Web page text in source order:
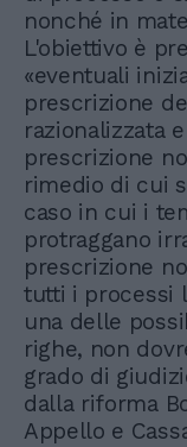
nonché in
L'obiettivo è
«eventuali
prescrizione
razionalizzata
prescrizione
rimedio di cui
caso in cui i
protraggano
prescrizione
tutti i processi
una delle
righe, non
grado di
dalla riforma
Appello e